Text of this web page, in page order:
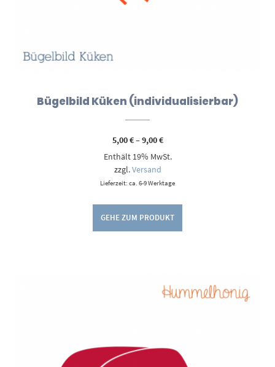
Bügelbild Küken (individualisierbar)
5,00€–9,00€Preisspanne:
bis
Enthält 19% MwSt.
zzgl.Versand
Lieferzeit: ca. 6-9 Werktage
GEHE ZUM PRODUKT